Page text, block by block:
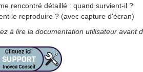
rencontré détaillé : quand survient-il ?
le reproduire ? (avec capture d'écran)
à lire la documentation utilisateur avant